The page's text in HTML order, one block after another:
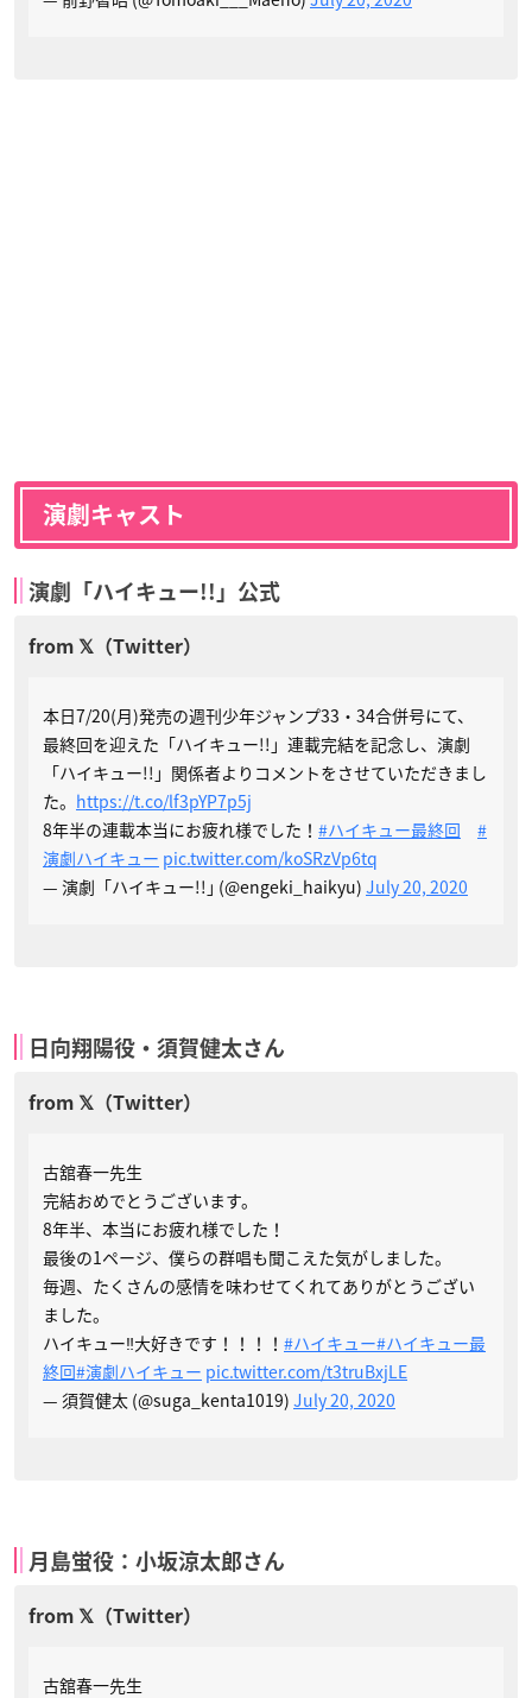
演劇キャスト
演劇「ハイキュー!!」公式
本日7/20(月)発売の週刊少年ジャンプ33・34合併号にて、
最終回を迎えた「ハイキュー!!」連載完結を記念し、演劇
「ハイキュー!!」関係者よりコメントをさせていただきまし
た。 https://t.co/lf3pYP7p5j
8年半の連載本当にお疲れ様でした！ #ハイキュー最終回
#
演劇ハイキュー pic.twitter.com/koSRzVp6tq
— 演劇「ハイキュー!!｣ (@engeki_haikyu) July 20, 2020
日向翔陽役・須賀健太さん
古舘春一先生
完結おめでとうございます。
8年半、本当にお疲れ様でした！
最後の1ページ、僕らの群唱も聞こえた気がしました。
毎週、たくさんの感情を味わせてくれてありがとうござい
ました。
ハイキュー‼︎大好きです！！！！ #ハイキュー#ハイキュー最
終回#演劇ハイキュー pic.twitter.com/t3truBxjLE
— 須賀健太 (@suga_kenta1019) July 20, 2020
月島蛍役：小坂涼太郎さん
古舘春一先生